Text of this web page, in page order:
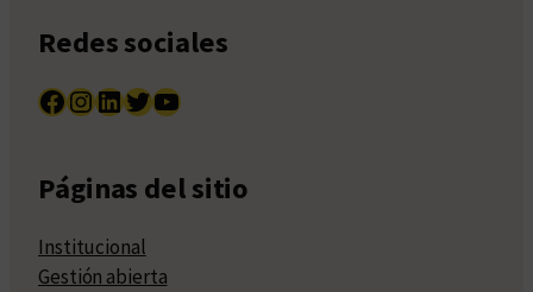
Redes sociales
Facebook InstagramLinkedIn Twitter YouTube
Páginas del sitio
Institucional
Gestión abierta